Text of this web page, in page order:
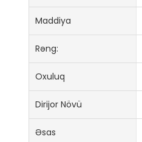
Maddiya
Rəng:
Oxuluq
Dirijor Növü
Əsas